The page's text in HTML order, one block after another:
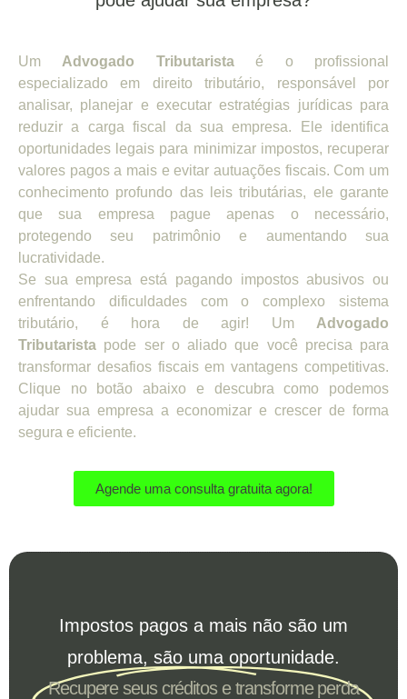
Um Advogado Tributaristaé o profissional
especializado em direito tributário, responsável por
analisar, planejar e executar estratégias jurídicas para
reduzir a carga fiscal da sua empresa. Ele identifica
oportunidades legais para minimizar impostos, recuperar
valores pagos a mais e evitar autuações fiscais. Com um
conhecimento profundo das leis tributárias, ele garante
que sua empresa pague apenas o necessário,
protegendo seu patrimônio e aumentando sua
lucratividade.
Se sua empresa está pagando impostos abusivos ou
enfrentando dificuldades com o complexo sistema
tributário, é hora de agir! Um Advogado
Tributarista pode ser o aliado que você precisa para
transformar desafios fiscais em vantagens competitivas.
Clique no botão abaixo e descubra como podemos
ajudar sua empresa a economizar e crescer de forma
segura e eficiente.
Agende uma consulta gratuita agora!
Impostos pagos a mais não são um
problema, são uma oportunidade.
Recupere seus créditos e transforme perda